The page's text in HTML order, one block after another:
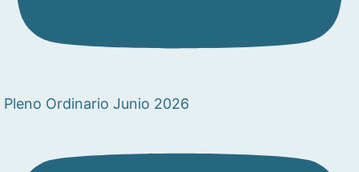
Pleno Ordinario Junio 2026